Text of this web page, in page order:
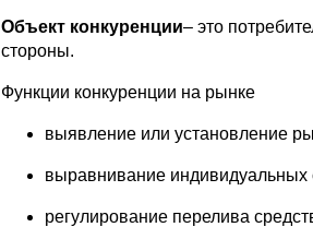
Объект конкуренции– это
стороны.
Функции конкуренции на рынке
выявление или установление
выравнивание индивидуальных
регулирование перелива